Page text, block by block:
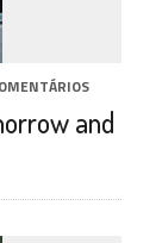
and